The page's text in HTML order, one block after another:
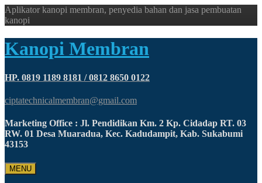
Aplikator kanopi membran, penyedia bahan dan jasa pembuatan
kanopi
Kanopi Membran
HP. 0819 1189 8181 / 0812 8650 0122
ciptatechnicalmembran@gmail.com
Marketing Office : Jl. Pendidikan Km. 2 Kp. Cidadap RT. 03
RW. 01 Desa Muaradua, Kec. Kadudampit, Kab. Sukabumi
43153
MENU